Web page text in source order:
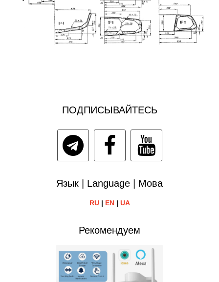
ПОДПИСЫВАЙТЕСЬ
Язык | Language | Мова
RU| EN| UA
Рекомендуем